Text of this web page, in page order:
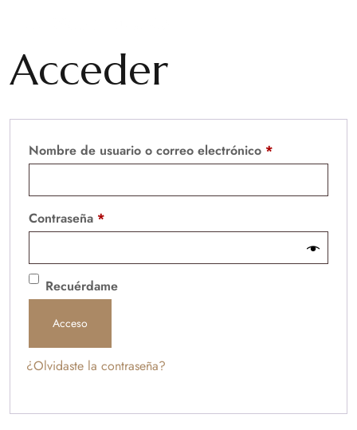
Acceder
Nombre de usuario o correo electrónico *
Contraseña *
Recuérdame
Acceso
¿Olvidaste la contraseña?